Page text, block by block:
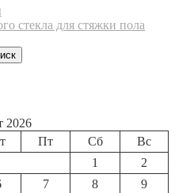
стекла для стяжки пола
2026
Пт Сб
Вс
1
2
7 8
9